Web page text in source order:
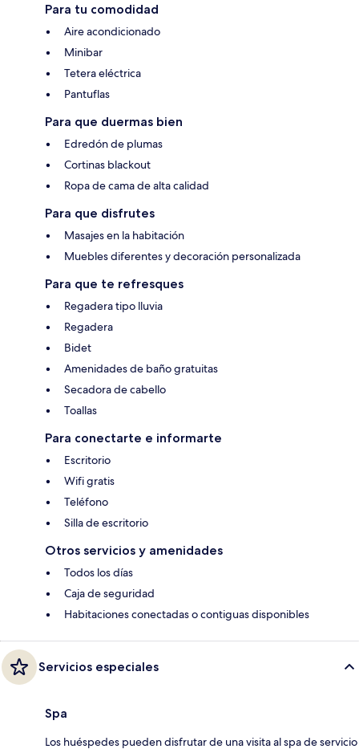
Para tu comodidad
Aire acondicionado
Minibar
Tetera eléctrica
Pantuflas
Para que duermas bien
Edredón de plumas
Cortinas blackout
Ropa de cama de alta calidad
Para que disfrutes
Masajes en la habitación
Muebles diferentes y decoración personalizada
Para que te refresques
Regadera tipo lluvia
Regadera
Bidet
Amenidades de baño gratuitas
Secadora de cabello
Toallas
Para conectarte e informarte
Escritorio
Wifi gratis
Teléfono
Silla de escritorio
Otros servicios y amenidades
Todos los días
Caja de seguridad
Habitaciones conectadas o contiguas disponibles
Servicios especiales
Spa
Los huéspedes pueden disfrutar de una visita al spa de servicio